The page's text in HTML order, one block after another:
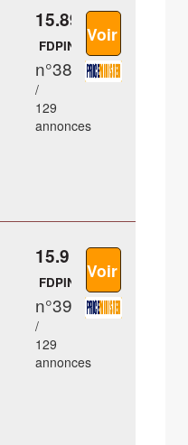
15.89 €
FDPIN
n°38
/
129
annonces
15.9 €
FDPIN
n°39
/
129
annonces